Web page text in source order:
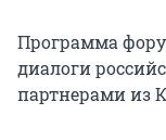
Программа
диалоги
партнерами из